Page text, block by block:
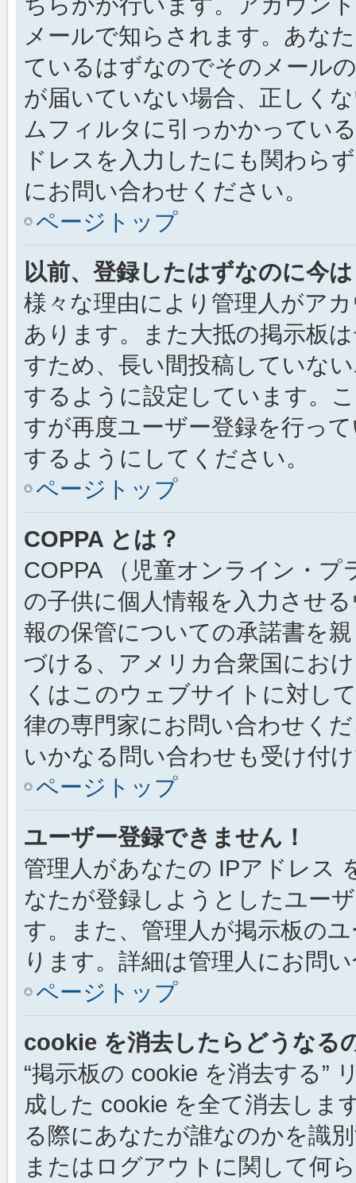
メールで知らされます。あな
ているはずなのでそのメール
が届いていない場合、正しく
ムフィルタに引っかかってい
ドレスを入力したにも関わら
にお問い合わせください。
ページトップ
以前、登録したはずなのに今
様々な理由により管理人がア
あります。また大抵の掲示板
すため、長い間投稿していな
するように設定しています。
すが再度ユーザー登録を行っ
するようにしてください。
ページトップ
COPPA とは？
COPPA （児童オンライン・
の子供に個人情報を入力させ
報の保管についての承諾書を
づける、アメリカ合衆国にお
くはこのウェブサイトに対し
律の専門家にお問い合わせく
いかなる問い合わせも受け付
ページトップ
ユーザー登録できません！
管理人があなたの IPアドレス
なたが登録しようとしたユー
す。また、管理人が掲示板の
ります。詳細は管理人にお問
ページトップ
cookie を消去したらどうなる
“掲示板の cookie を消去する”
成した cookie を全て消去しま
る際にあなたが誰なのかを識
またはログアウトに関して何